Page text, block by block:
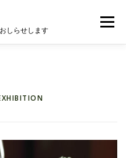
しらせします
メニュー